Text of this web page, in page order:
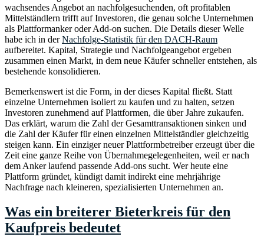
wachsendes Angebot an nachfolgesuchenden, oft profitablen
Mittelständlern trifft auf Investoren, die genau solche Unternehmen
als Plattformanker oder Add-on suchen. Die Details dieser Welle
habe ich in derNachfolge-Statistik für den DACH-Raum
aufbereitet. Kapital, Strategie und Nachfolgeangebot ergeben
zusammen einen Markt, in dem neue Käufer schneller entstehen, als
bestehende konsolidieren.
Bemerkenswert ist die Form, in der dieses Kapital fließt. Statt
einzelne Unternehmen isoliert zu kaufen und zu halten, setzen
Investoren zunehmend auf Plattformen, die über Jahre zukaufen.
Das erklärt, warum die Zahl der Gesamttransaktionen sinken und
die Zahl der Käufer für einen einzelnen Mittelständler gleichzeitig
steigen kann. Ein einziger neuer Plattformbetreiber erzeugt über die
Zeit eine ganze Reihe von Übernahmegelegenheiten, weil er nach
dem Anker laufend passende Add-ons sucht. Wer heute eine
Plattform gründet, kündigt damit indirekt eine mehrjährige
Nachfrage nach kleineren, spezialisierten Unternehmen an.
Was ein breiterer Bieterkreis für den
Kaufpreis bedeutet